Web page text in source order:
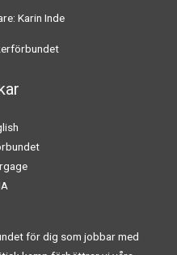
Karin Inde
för dig som jobbar med